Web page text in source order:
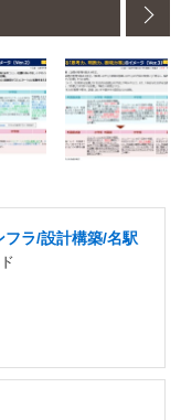
ラ/設計構築/名駅